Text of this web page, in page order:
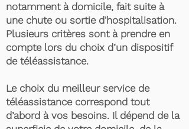
notamment à domicile, fait suite à
une chute ou sortie d'hospitalisation.
Plusieurs critères sont à prendre en
compte lors du choix d’un dispositif
de téléassistance.
Le choix du meilleur service de
téléassistance correspond tout
d’abord à vos besoins. Il dépend de la